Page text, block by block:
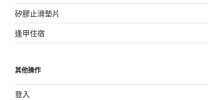
矽膠止滑墊片
逢甲住宿
其他操作
登入